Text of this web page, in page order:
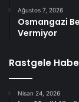
Ağustos 7, 2026
Osmangazi
Vermiyor
Rastgele
Nisan 24, 2026